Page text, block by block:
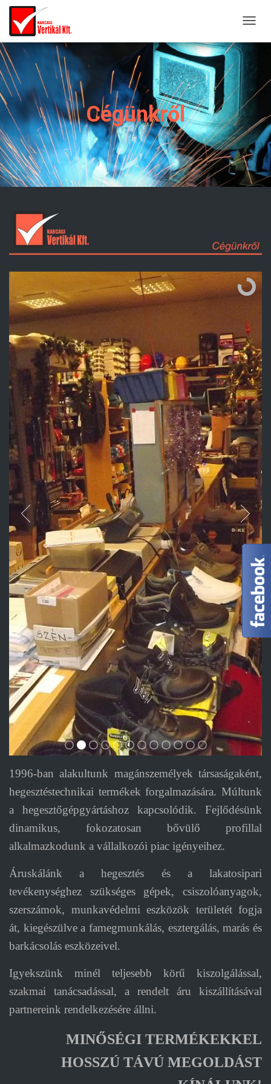
O
E
V
I
G
A
T
Cégünkről
1996-ban alakultunk magánszemélyek társaságaként,
hegesztéstechnikai termékek forgalmazására. Múltunk
a hegesztőgépgyártáshoz kapcsolódik. Fejlődésünk
dinamikus, fokozatosan bővülő profillal
alkalmazkodunk a vállalkozói piac igényeihez.
Áruskálánk a hegesztés és a lakatosipari
tevékenységhez szükséges gépek, csiszolóanyagok,
szerszámok, munkavédelmi eszközök területét fogja
át, kiegészülve a famegmunkálás, esztergálás, marás és
barkácsolás eszközeivel.
Igyekszünk minél teljesebb körű kiszolgálással,
szakmai tanácsadással, a rendelt áru kiszállításával
partnereink rendelkezésére állni.
MINŐSÉGI TERMÉKEKKEL
HOSSZÚ TÁVÚ MEGOLDÁST